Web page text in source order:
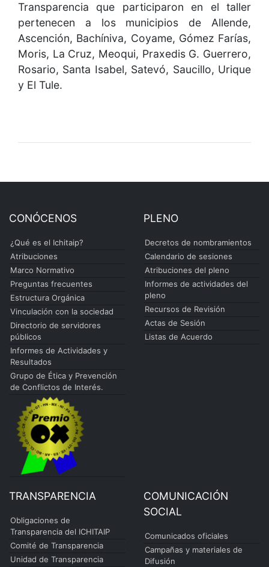
Transparencia que participaron en el taller
pertenecen a los municipios de Allende,
Ascención, Bachíniva, Coyame, Gómez Farías,
Moris, La Cruz, Meoqui, Praxedis G. Guerrero,
Rosario, Santa Isabel, Satevó, Saucillo, Urique
y El Tule.
CONÓCENOS
¿Qué es el Ichitaip?
Atribuciones
Marco Normativo
Preguntas frecuentes
Estructura Orgánica
Vinculación con la sociedad
Directorio de servidores
públicos
Informes de Actividades y
Resultados
Grupo de Ética y Prevención
de Conflictos de Interés.
PLENO
Decretos de nombramientos
Calendario de sesiones
Atribuciones del pleno
Informes de actividades del
pleno
Recursos de Revisión
Actas de Sesión
Listas de Acuerdo
TRANSPARENCIA
Obligaciones de
Transparencia del ICHITAIP
Comité de Transparencia
Unidad de Transparencia
COMUNICACIÓN
SOCIAL
Comunicados oficiales
Campañas y materiales de
Difusión